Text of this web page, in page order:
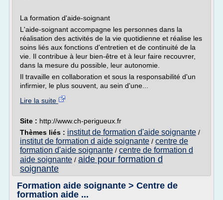
La formation d'aide-soignant
L'aide-soignant accompagne les personnes dans la
réalisation des activités de la vie quotidienne et réalise les
soins liés aux fonctions d'entretien et de continuité de la
vie. Il contribue à leur bien-être et à leur faire recouvrer,
dans la mesure du possible, leur autonomie.
Il travaille en collaboration et sous la responsabilité d'un
infirmier, le plus souvent, au sein d'une...
Lire la suite
Site : http://www.ch-perigueux.fr
Thèmes liés : institut de formation d'aide soignante /
institut de formation d aide soignante / centre de
formation d'aide soignante / centre de formation d
aide soignante / aide pour formation d
soignante
Formation aide soignante > Centre de
formation aide ...